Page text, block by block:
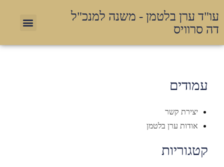
עו"ד ערן בלטמן - משנה למנכ"ל
דה סרוויס
עמודים
יצירת קשר
אודות ערן בלטמן
קטגוריות